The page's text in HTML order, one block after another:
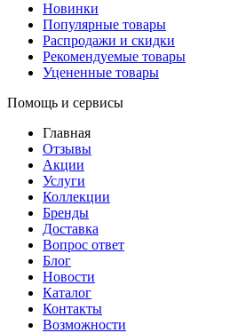
Новинки
Популярные товары
Распродажи и скидки
Рекомендуемые товары
Уцененные товары
Помощь и сервисы
Главная
Отзывы
Акции
Услуги
Коллекции
Бренды
Доставка
Вопрос ответ
Блог
Новости
Каталог
Контакты
Возможности